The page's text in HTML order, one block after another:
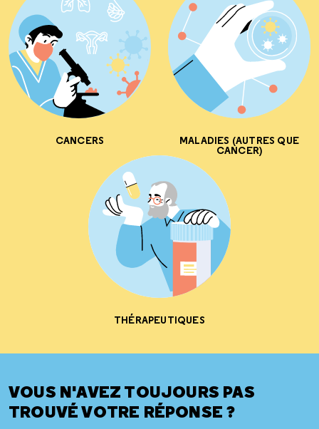
CANCERS MALADIES (AUTRES QUE
CANCER)
THÉRAPEUTIQUES
VOUS N'AVEZ TOUJOURS PAS
TROUVÉ VOTRE RÉPONSE ?